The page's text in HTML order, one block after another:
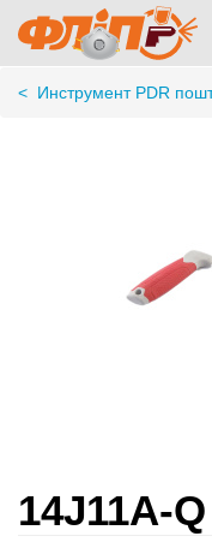
< Инструмент PDR
14J11A-